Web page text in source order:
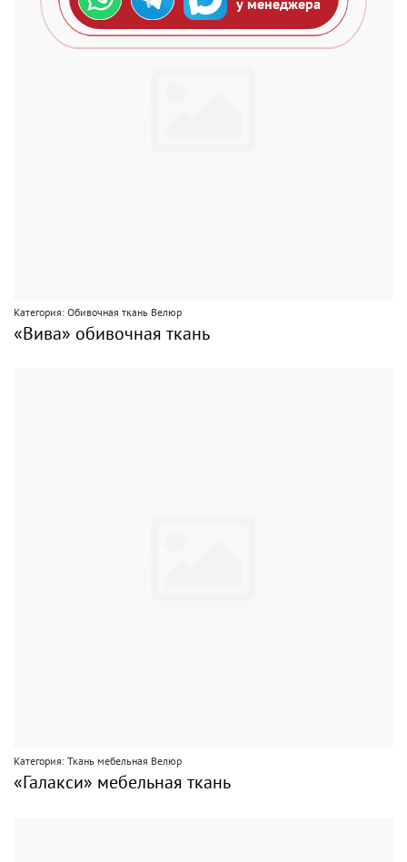
Категория: Обивочная ткань Велюр
«Вива» обивочная ткань
Категория: Ткань мебельная Велюр
«Галакси» мебельная ткань